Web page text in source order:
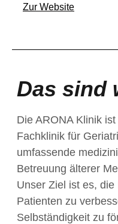
Zur Website
Das sind
Die ARONA Klinik
Fachklinik für
umfassende
Betreuung älterer
Unser Ziel ist es,
Patienten zu
Selbständigkeit zu